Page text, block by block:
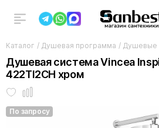
Каталог / Душевая программа / Душевые
Душевая система Vincea
422TI2CH хром
По запросу